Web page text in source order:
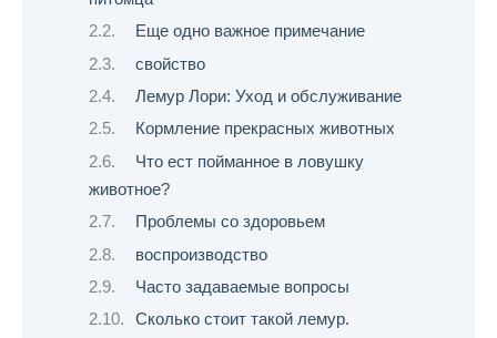
Еще одно важное примечание
свойство
Лемур Лори: Уход и обслуживание
Кормление прекрасных животных
Что ест пойманное в ловушку
животное?
Проблемы со здоровьем
воспроизводство
Часто задаваемые вопросы
Сколько стоит такой лемур.